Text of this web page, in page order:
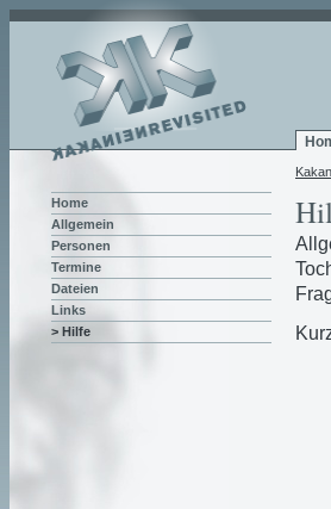
Home
Allgemein
Personen
Termine
Dateien
Links
> Hilfe